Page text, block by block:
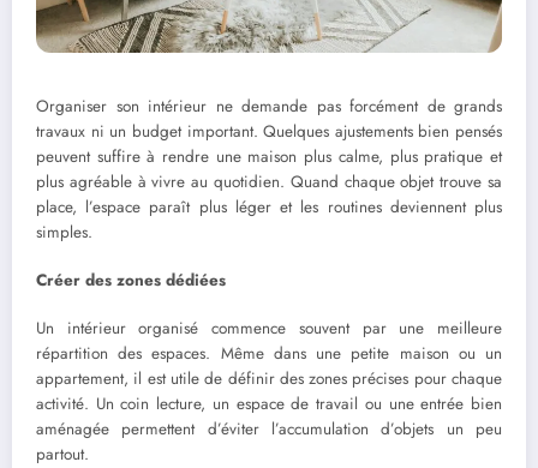
Organiser son intérieur ne demande pas forcément de grands
travaux ni un budget important. Quelques ajustements bien pensés
peuvent suffire à rendre une maison plus calme, plus pratique et
plus agréable à vivre au quotidien. Quand chaque objet trouve sa
place, l’espace paraît plus léger et les routines deviennent plus
simples.
Créer des zones dédiées
Un intérieur organisé commence souvent par une meilleure
répartition des espaces. Même dans une petite maison ou un
appartement, il est utile de définir des zones précises pour chaque
activité. Un coin lecture, un espace de travail ou une entrée bien
aménagée permettent d’éviter l’accumulation d’objets un peu
partout.